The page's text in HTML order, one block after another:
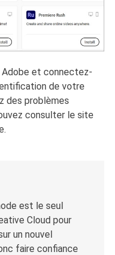
et connectez-
de votre
des problèmes
consulter le site
est le seul
Cloud pour
un nouvel
faire confiance